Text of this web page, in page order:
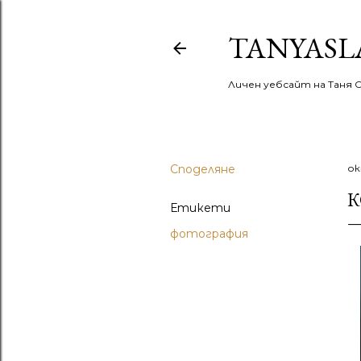
Личен уебсайт на Таня
Споделяне
Етикети
фотография